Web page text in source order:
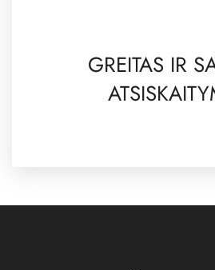
GREITAS IR